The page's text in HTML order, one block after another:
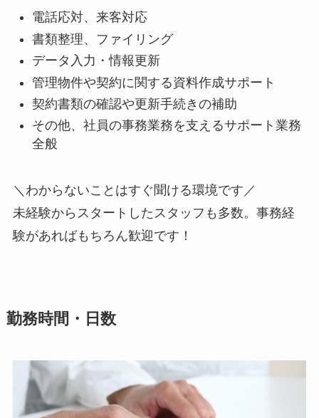
電話応対、来客対応
書類整理、ファイリング
データ入力・情報更新
管理物件や契約に関する資料作成サポート
契約書類の確認や更新手続きの補助
その他、社員の事務業務を支えるサポート業務
全般
＼わからないことはすぐ聞ける環境です／
未経験からスタートしたスタッフも多数。事務経
験があればもちろん歓迎です！
勤務時間・日数